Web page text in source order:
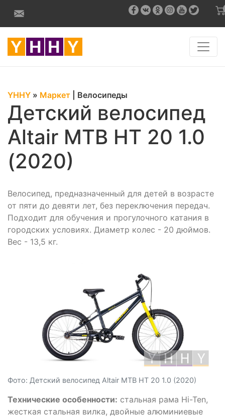
YHHY » Маркет Велосипеды
Детский велосипед
Altair MTB HT 20 1.0
(2020)
Велосипед, предназначенный для детей в возрасте
от пяти до девяти лет, без переключения передач.
Подходит для обучения и прогулочного катания в
городских условиях. Диаметр колес - 20 дюймов.
Вес - 13,5 кг.
Фото: Детский велосипед Altair MTB HT 20 1.0 (2020)
Технические особенности: стальная рама Hi-Ten,
жесткая стальная вилка, двойные алюминиевые